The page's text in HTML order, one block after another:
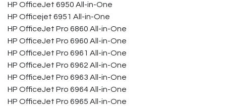
HP OfficeJet 6950 All-in-One
HP Officejet 6951 All-in-One
HP OfficeJet Pro 6860 All-in-One
HP OfficeJet Pro 6960 All-in-One
HP OfficeJet Pro 6961 All-in-One
HP OfficeJet Pro 6962 All-in-One
HP OfficeJet Pro 6963 All-in-One
HP OfficeJet Pro 6964 All-in-One
HP OfficeJet Pro 6965 All-in-One